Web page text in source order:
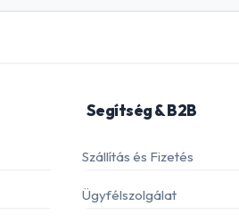
Segítség & B2B
Szállítás és Fizetés
Ügyfélszolgálat